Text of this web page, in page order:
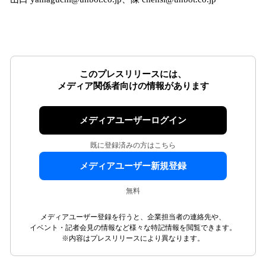
このプレスリリースには、
メディア関係者向けの情報があります
メディアユーザーログイン
既に登録済みの方はこちら
メディアユーザー新規登録
無料
メディアユーザー登録を行うと、企業担当者の連絡先や、
イベント・記者会見の情報など様々な特記情報を閲覧できます。
※内容はプレスリリースにより異なります。